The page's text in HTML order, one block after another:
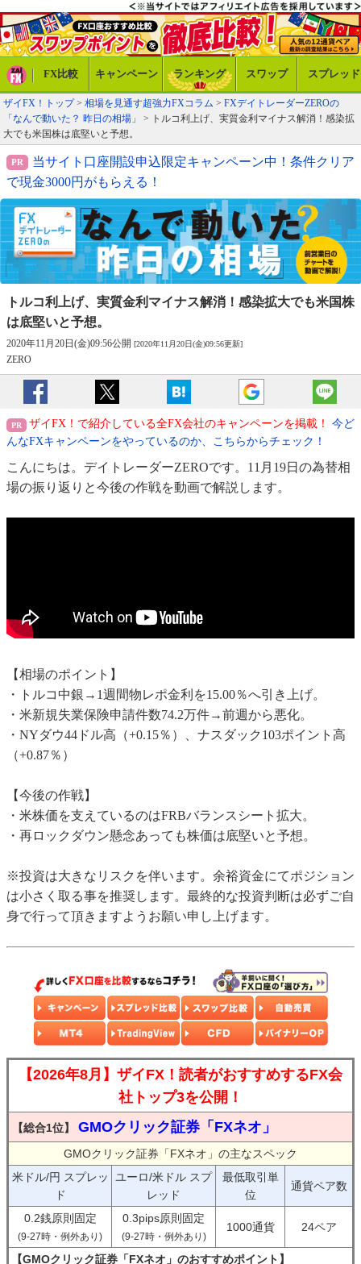
FX比較 キャンペーン ランキング スワップ スプレッド
ザイFX！トップ> 相場を見通す超強力FXコラム > FXデイトレーダーZEROの
「なんで動いた？ 昨日の相場」
> トルコ利上げ、実質金利マイナス解消！感染拡
大でも米国株は底堅いと予想。
当サイト口座開設申込限定キャンペーン中！条件クリア
で現金3000円がもらえる！
トルコ利上げ、実質金利マイナス解消！ 感染拡大でも米国株
は底堅いと予想。
2020年11月20日(金)09:56公開 [2020年11月20日(金)09:56更新]
ZERO
ザイFX！で紹介している全FX会社のキャンペーンを掲載！
今ど
んなFXキャンペーンをやっているのか、こちらからチェック！
こんにちは。デイトレーダーZEROです。11月19日の為替相
場の振り返りと今後の作戦を動画で解説します。
【相場のポイント】
・トルコ中銀→1週間物レポ金利を15.00％へ引き上げ。
・米新規失業保険申請件数74.2万件→前週から悪化。
・NYダウ44ドル高（+0.15％）、ナスダック103ポイント高
（+0.87％）
【今後の作戦】
・米株価を支えているのはFRBバランスシート拡大。
・再ロックダウン懸念あっても株価は底堅いと予想。
※投資は大きなリスクを伴います。余裕資金にてポジション
は小さく取る事を推奨します。最終的な投資判断は必ずご自
身で行って頂きますようお願い申し上げます。
【2026年8月】ザイFX！読者がおすすめするFX会
社トップ3を公開！
【総合1位】 GMOクリック証券「FXネオ」
GMOクリック証券「FXネオ」の主なスペック
米ドル/円 スプレッ
ド
ユーロ/米ドル スプ
レッド
最低取引単
位
通貨ペア数
0.2銭原則固定
(9-27時・例外あり)
0.3pips原則固定
(9-27時・例外あり)
1000通貨 24ペア
【GMOクリック証券「FXネオ」のおすすめポイント】